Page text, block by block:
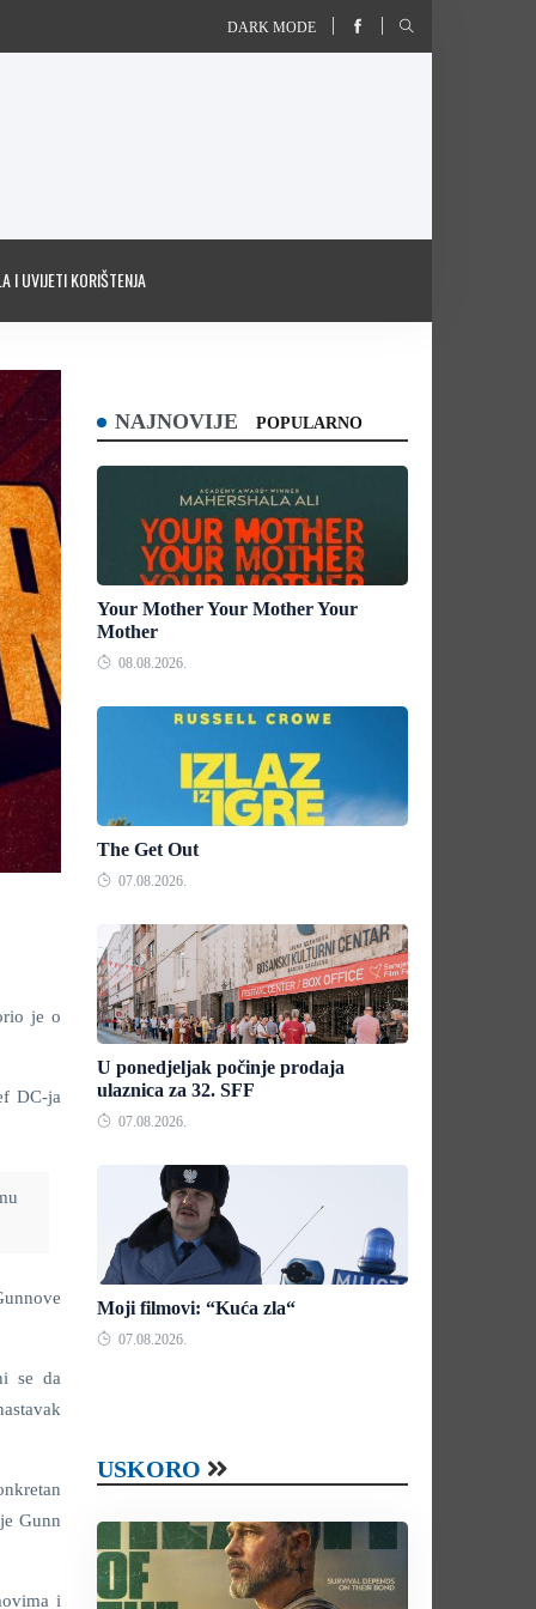
DARK MODE
I UVIJETI KORIŠTENJA
je o
DC-ja
se da
Gunn
i
NAJNOVIJE POPULARNO
Your Mother Your Mother Your
Mother
08.08.2026.
The Get Out
07.08.2026.
U ponedjeljak počinje prodaja
ulaznica za 32. SFF
07.08.2026.
Moji filmovi: “Kuća zla“
07.08.2026.
USKORO